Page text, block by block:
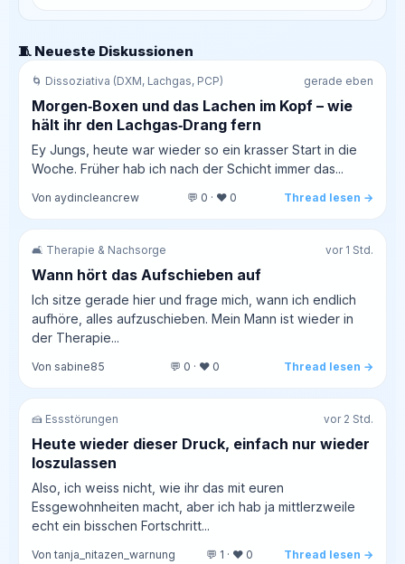
🧵 Neueste Diskussionen
🌀 Dissoziativa (DXM, Lachgas, PCP) gerade eben
Morgen‑Boxen und das Lachen im Kopf – wie
hält ihr den Lachgas‑Drang fern
Ey Jungs, heute war wieder so ein krasser Start in die
Woche. Früher hab ich nach der Schicht immer das...
Von aydincleancrew 💬 0 · ❤️ 0 Thread lesen →
🛋️ Therapie & Nachsorge vor 1 Std.
Wann hört das Aufschieben auf
Ich sitze gerade hier und frage mich, wann ich endlich
aufhöre, alles aufzuschieben. Mein Mann ist wieder in
der Therapie...
Von sabine85 💬 0 · ❤️ 0 Thread lesen →
🍰 Essstörungen vor 2 Std.
Heute wieder dieser Druck, einfach nur wieder
loszulassen
Also, ich weiss nicht, wie ihr das mit euren
Essgewohnheiten macht, aber ich hab ja mittlerzweile
echt ein bisschen Fortschritt...
Von tanja_nitazen_warnung 💬 1 · ❤️ 0 Thread lesen →